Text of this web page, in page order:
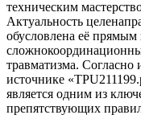
техническим
Актуальность
обусловлена её
травматизма. Согласно
источнике
является одним из
препятствующих